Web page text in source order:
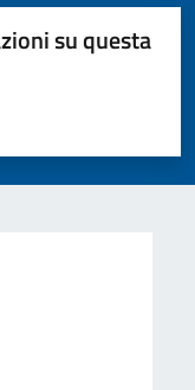
su questa